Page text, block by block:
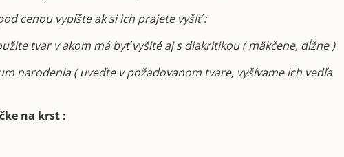
cenou vypíšte ak si ich prajete vyšiť :
tvar v akom má byť vyšité aj s diakritikou ( mäkčene, dĺžne )
narodenia ( uveďte v požadovanom tvare, vyšívame ich vedľa
na krst :